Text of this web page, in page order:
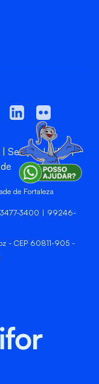
Sempre Unifor
de Fortaleza
3477-3400 | 99246-
- CEP 60811-905 -